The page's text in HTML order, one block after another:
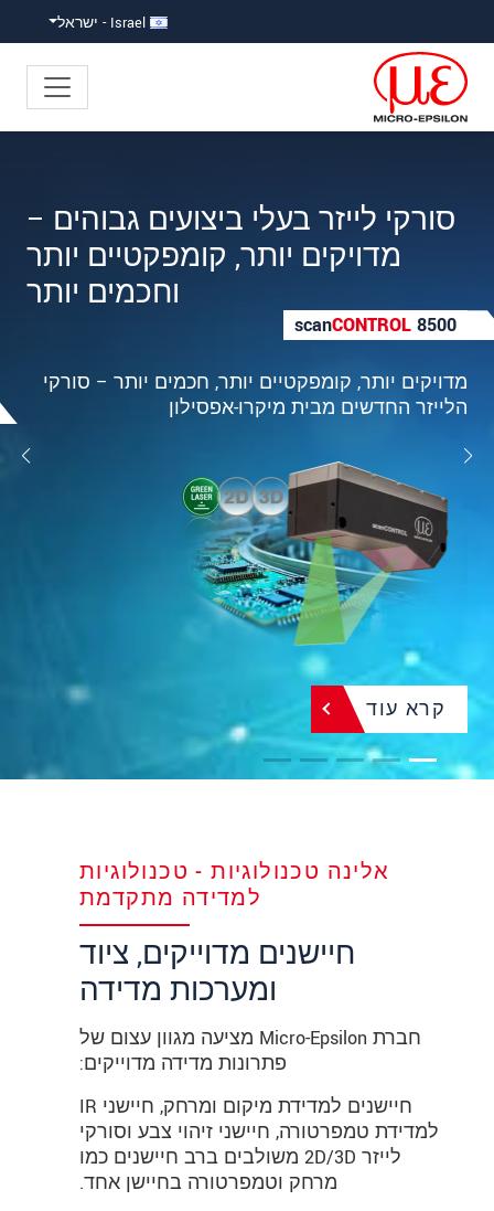
Israel - ישראל
סוג יחודי של מערכת מדידה
קונפוקלית ליישומי יצור סדרתי
תעשייתיים
confocalDT
תעשייתי משולב
קרא עוד
אלינה טכנולוגיות - טכנולוגיות
למדידה מתקדמת
חיישנים מדוייקים, ציוד
ומערכות מדידה
חברת Micro-Epsilon מציעה מגוון עצום של
פתרונות מדידה מדוייקים:
חיישנים למדידת מיקום ומרחק, חיישני IR
למדידת טמפרטורה, חיישני זיהוי צבע וסורקי
לייזר 2D/3D משולבים ברב חיישנים כמו
מרחק וטמפרטורה בחיישן אחד.